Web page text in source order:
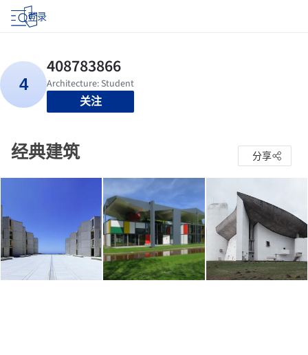
登录
关注
经典建筑 分享